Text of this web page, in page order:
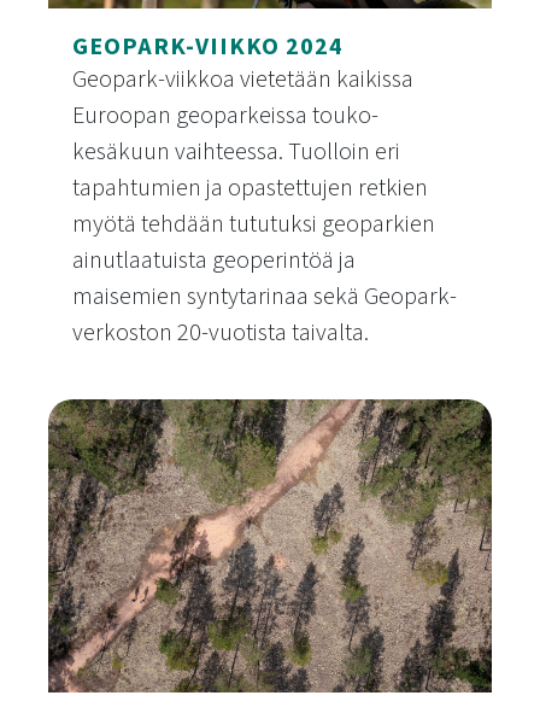
GEOPARK-VIIKKO 2024
Geopark-viikkoa vietetään kaikissa
Euroopan geoparkeissa touko-
kesäkuun vaihteessa. Tuolloin eri
tapahtumien ja opastettujen retkien
myötä tehdään tututuksi geoparkien
ainutlaatuista geoperintöä ja
maisemien syntytarinaa sekä Geopark-
verkoston 20-vuotista taivalta.
Geopark-viikko 2024